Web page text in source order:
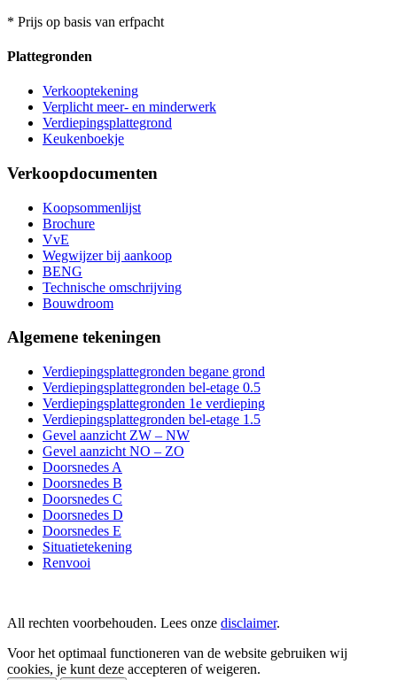
* Prijs op basis van erfpacht
Plattegronden
Verkooptekening
Verplicht meer- en minderwerk
Verdiepingsplattegrond
Keukenboekje
Verkoopdocumenten
Koopsommenlijst
Brochure
VvE
Wegwijzer bij aankoop
BENG
Technische omschrijving
Bouwdroom
Algemene tekeningen
Verdiepingsplattegronden begane grond
Verdiepingsplattegronden bel-etage 0.5
Verdiepingsplattegronden 1e verdieping
Verdiepingsplattegronden bel-etage 1.5
Gevel aanzicht ZW – NW
Gevel aanzicht NO – ZO
Doorsnedes A
Doorsnedes B
Doorsnedes C
Doorsnedes D
Doorsnedes E
Situatietekening
Renvooi
All rechten voorbehouden. Lees onze disclaimer.
Voor het optimaal functioneren van de website gebruiken wij
cookies, je kunt deze accepteren of weigeren.